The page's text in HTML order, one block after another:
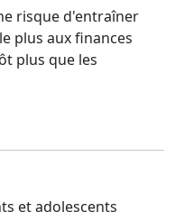
risque d'entraîner
plus aux finances
plus que les
et adolescents